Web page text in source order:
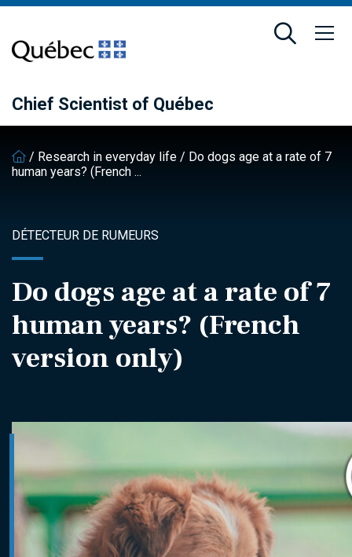
main
content
footer
Chief Scientist of Québec
/ Research in everyday life / Do dogs age at a rate of 7
human years? (French ...
DÉTECTEUR DE RUMEURS
Do dogs age at a rate of 7
human years? (French
version only)